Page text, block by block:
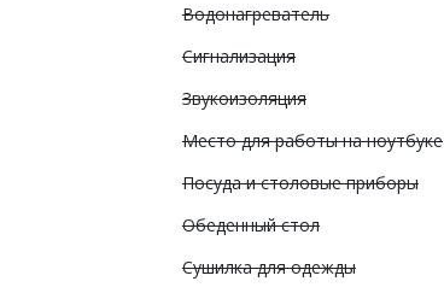
Водонагреватель
Сигнализация
Звукоизоляция
Место для работы на ноутбуке
Посуда и столовые приборы
Обеденный стол
Сушилка для одежды